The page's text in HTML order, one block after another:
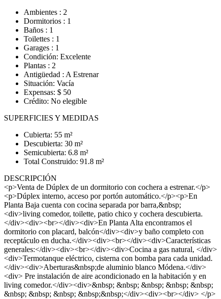
Ambientes : 2
Dormitorios : 1
Baños : 1
Toilettes : 1
Garages : 1
Condición: Excelente
Plantas : 2
Antigüedad : A Estrenar
Situación: Vacía
Expensas: $ 50
Crédito: No elegible
SUPERFICIES Y MEDIDAS
Cubierta: 55 m²
Descubierta: 30 m²
Semicubierta: 6.8 m²
Total Construido: 91.8 m²
DESCRIPCIÓN
<p>Venta de Dúplex de un dormitorio con cochera a estrenar.</p>
<p>Dúplex interno, acceso por portón automático.</p><p>En
Planta Baja cuenta con cocina separada por barra,&nbsp;
<div>living comedor, toilette, patio chico y cochera descubierta.
</div><div><br></div><div>En Planta Alta encontramos el
dormitorio con placard, balcón</div><div>y baño completo con
receptáculo en ducha.</div><div><br></div><div>Características
generales:</div><div><br></div><div>Cocina a gas natural, </div>
<div>Termotanque eléctrico, cisterna con bomba para cada unidad.
</div><div>Aberturas&nbsp;de aluminio blanco Módena.</div>
<div> Pre instalación de aire acondicionado en la habitación y en
living comedor.</div><div>&nbsp; &nbsp; &nbsp; &nbsp; &nbsp;
&nbsp; &nbsp; &nbsp; &nbsp;&nbsp;</div><div><br></div> </p>